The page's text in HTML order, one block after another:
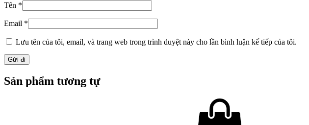
Tên *
Email *
Lưu tên của tôi, email, và trang web trong trình duyệt này cho lần bình luận kế tiếp của tôi.
Sản phẩm tương tự